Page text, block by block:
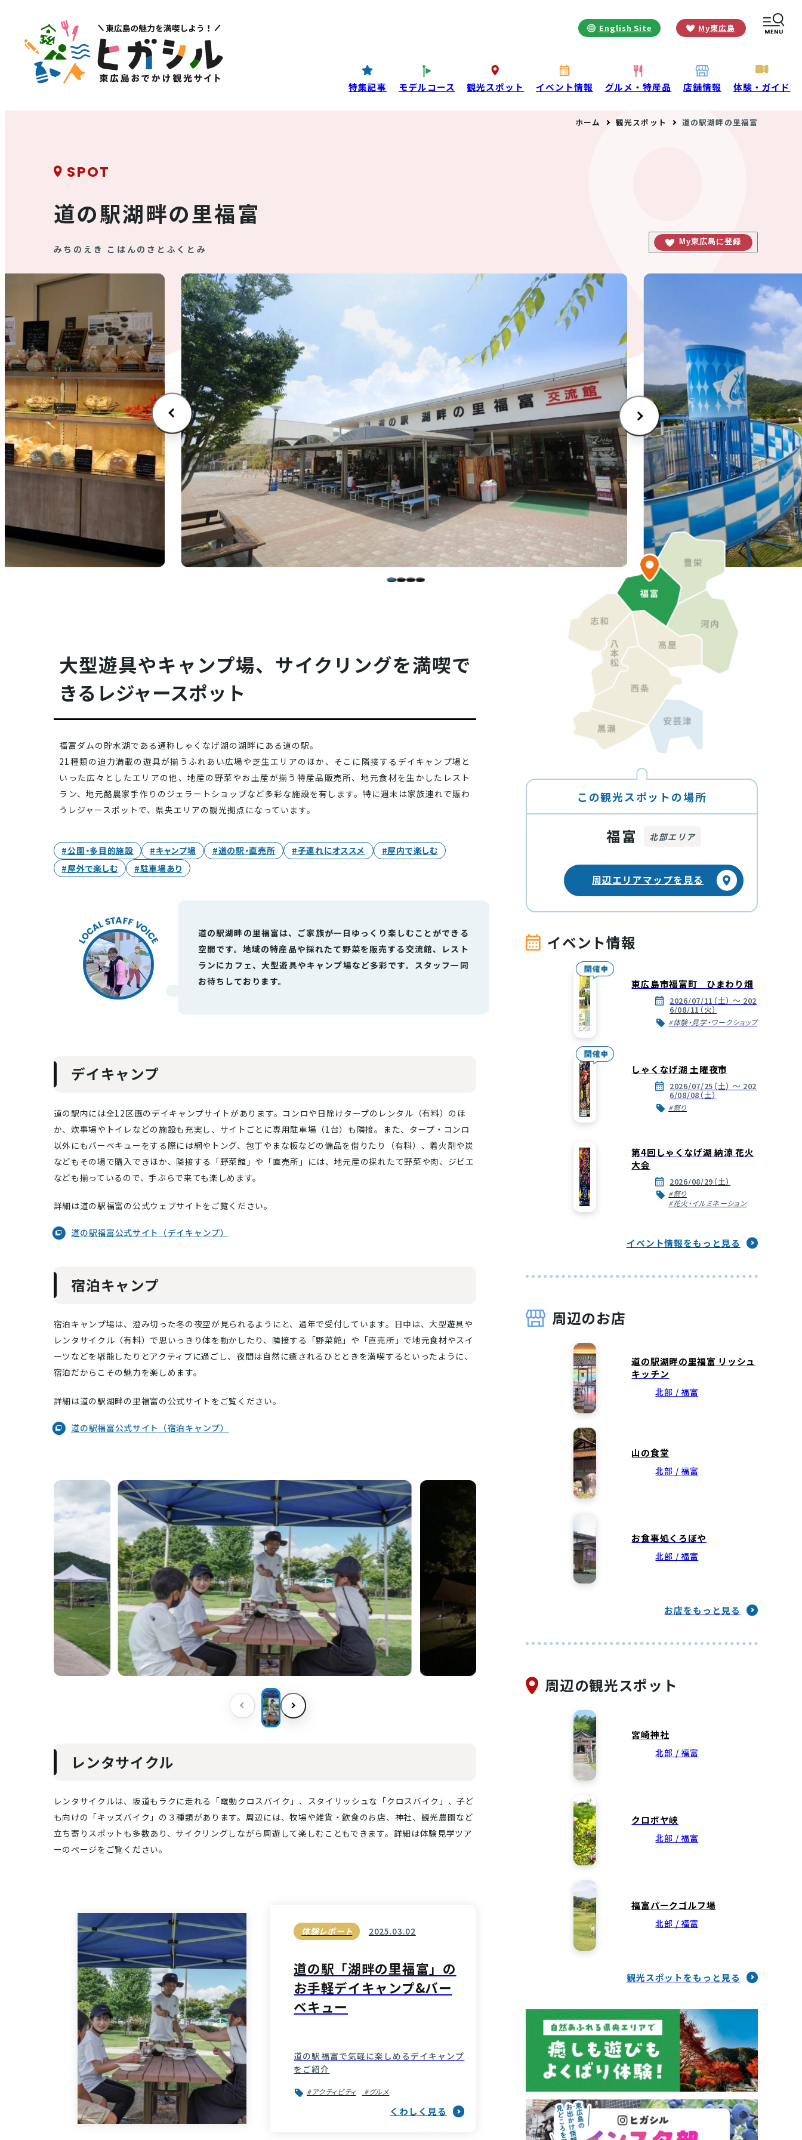
English Site My東広島
特集記事 モデルコース 観光スポット イベント情報 グルメ・特産品 店舗情報 体験・ガイド
ホーム 観光スポット 道の駅湖畔の里福富
SPOT
道の駅湖畔の里福富
みちのえき こはんのさとふくとみ
My東広島に登録
大型遊具やキャンプ場、サイクリングを満喫で
きるレジャースポット
福富ダムの貯水湖である通称しゃくなげ湖の湖畔にある道の駅。
21種類の迫力満載の遊具が揃うふれあい広場や芝生エリアのほか、そこに隣接するデイキャンプ場と
いった広々としたエリアの他、地産の野菜やお土産が揃う特産品販売所、地元食材を生かしたレスト
ラン、地元酪農家手作りのジェラートショップなど多彩な施設を有します。特に週末は家族連れで賑わ
うレジャースポットで、県央エリアの観光拠点になっています。
#公園・多目的施設 #キャンプ場 #道の駅・直売所 #子連れにオススメ
#屋内で楽しむ
#屋外で楽しむ
#駐車場あり
道の駅湖畔の里福富は、ご家族が一日ゆっくり楽しむことができる
空間です。地域の特産品や採れたて野菜を販売する交流館、レスト
ランにカフェ、大型遊具やキャンプ場など多彩です。スタッフ一同
お待ちしております。
デイキャンプ
道の駅内には全12区画のデイキャンプサイトがあります。コンロや日除けタープのレンタル（有料）のほ
か、炊事場やトイレなどの施設も充実し、サイトごとに専用駐車場（1台）も隣接。また、タープ・コンロ
以外にもバーベキューをする際には網やトング、包丁やまな板などの備品を借りたり（有料）、着火剤や炭
などもその場で購入できほか、隣接する「野菜館」や「直売所」には、地元産の採れたて野菜や肉、ジビエ
なども揃っているので、手ぶらで来ても楽しめます。
詳細は道の駅福富の公式ウェブサイトをご覧ください。
道の駅福富公式サイト（デイキャンプ）
宿泊キャンプ
宿泊キャンプ場は、澄み切った冬の夜空が見られるようにと、通年で受付しています。日中は、大型遊具や
レンタサイクル（有料）で思いっきり体を動かしたり、隣接する「野菜館」や「直売所」で地元食材やスイ
ーツなどを堪能したりとアクティブに過ごし、夜間は自然に癒されるひとときを満喫するといったように、
宿泊だからこその魅力を楽しめます。
詳細は道の駅湖畔の里福富の公式サイトをご覧ください。
道の駅福富公式サイト（宿泊キャンプ）
レンタサイクル
レンタサイクルは、坂道もラクに走れる「電動クロスバイク」、スタイリッシュな「クロスバイク」、子ど
も向けの「キッズバイク」の３種類があります。周辺には、牧場や雑貨・飲食のお店、神社、観光農園など
立ち寄りスポットも多数あり、サイクリングしながら周遊して楽しむこともできます。詳細は体験見学ツア
ーのページをご覧ください。
体験レポート 2025.03.02
道の駅「湖畔の里福富」の
お手軽デイキャンプ&バー
ベキュー
道の駅福富で気軽に楽しめるデイキャンプ
をご紹介
#アクティビティ #グルメ
くわしく見る
この観光スポットの場所
福富 北部エリア
周辺エリアマップを見る
イベント情報
東広島市福富町 ひまわり畑
2026/07/11（土） ～ 202
6/08/11（火）
#体験・見学・ワークショップ
しゃくなげ湖 土曜夜市
2026/07/25（土） ～ 202
6/08/08（土）
#祭り
第4回しゃくなげ湖 納涼 花火
大会
2026/08/29（土）
#祭り
#花火・イルミネーション
イベント情報をもっと見る
周辺のお店
道の駅湖畔の里福富 リッシュ
キッチン
北部 / 福富
山の食堂
北部 / 福富
お食事処くろぼや
北部 / 福富
お店をもっと見る
周辺の観光スポット
宮崎神社
北部 / 福富
クロボヤ峡
北部 / 福富
福富パークゴルフ場
北部 / 福富
観光スポットをもっと見る
メニュー
MENU
体験・ガイド
モデルコース
西条酒蔵通り特設ページ 特集記事
お役立ち情報
お知らせ
酒蔵営業時間
観光に関するお問い合わせ
VISIT Higashihiroshima
(English site)
プライバシーポリシーサイトポリシー アクセシビリティ